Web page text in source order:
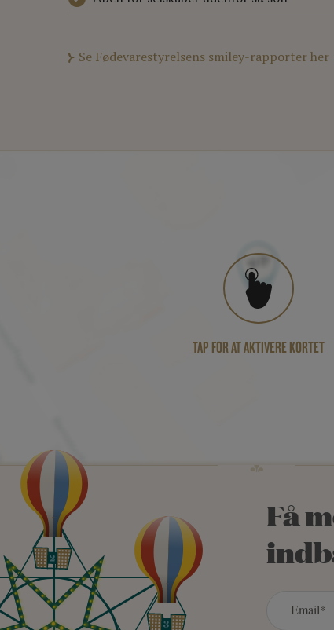
Se Fødevarestyrelsens smiley-rapporter her
TAP FOR AT AKTIVERE KORTET
Få